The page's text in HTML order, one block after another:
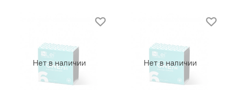
Нет в наличии Нет в наличии